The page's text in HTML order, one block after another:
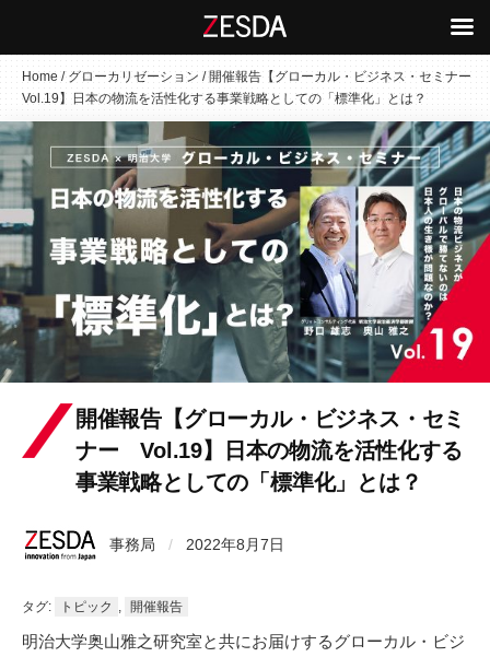
コ
ン
テ
ン
ツ
へ
ス
キ
ッ
プ
Home /グローカリゼーション /開催報告【グローカル・ビジネス・セミナー
Vol.19】日本の物流を活性化する事業戦略としての「標準化」とは？
開催報告【グローカル・ビジネス・セミ
ナー Vol.19】日本の物流を活性化する
事業戦略としての「標準化」とは？
事務局 / 2022年8月7日
タグ: トピック , 開催報告
明治大学奥山雅之研究室と共にお届けするグローカル・ビジ